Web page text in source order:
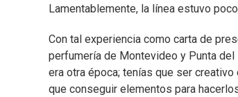
Lamentablemente, la línea estuvo
Con tal experiencia como carta de
perfumería de Montevideo y Punta
era otra época; tenías que ser
que conseguir elementos para